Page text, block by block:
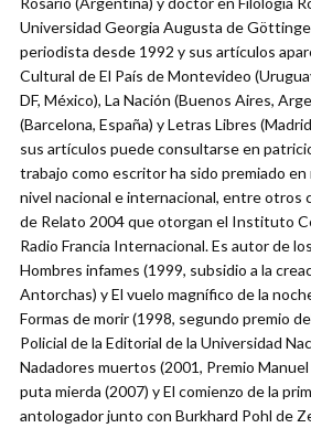
Universidad Georgia Augusta de
periodista desde 1992 y sus artículos
Cultural de El País de Montevideo
DF, México), La Nación (Buenos Aires,
(Barcelona, España) y Letras Libres
sus artículos puede consultarse en
trabajo como escritor ha sido premiado en
nivel nacional e internacional, entre otros
de Relato 2004 que otorgan el Instituto
Radio Francia Internacional. Es autor de
Hombres infames (1999, subsidio a la
Antorchas) y El vuelo magnífico de la
Formas de morir (1998, segundo premio
Policial de la Editorial de la Universidad
Nadadores muertos (2001, Premio
puta mierda (2007) y El comienzo de la
antologador junto con Burkhard Pohl de